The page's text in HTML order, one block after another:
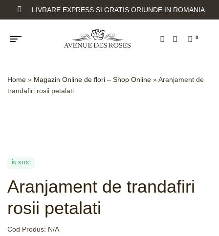
LIVRARE EXPRESS SI GRATIS ORIUNDE IN ROMANIA
0
Home » Magazin Online de flori – Shop Online »Aranjament de
trandafiri rosii petalati
ÎN STOC
Aranjament de trandafiri
rosii petalati
Cod Produs: N/A